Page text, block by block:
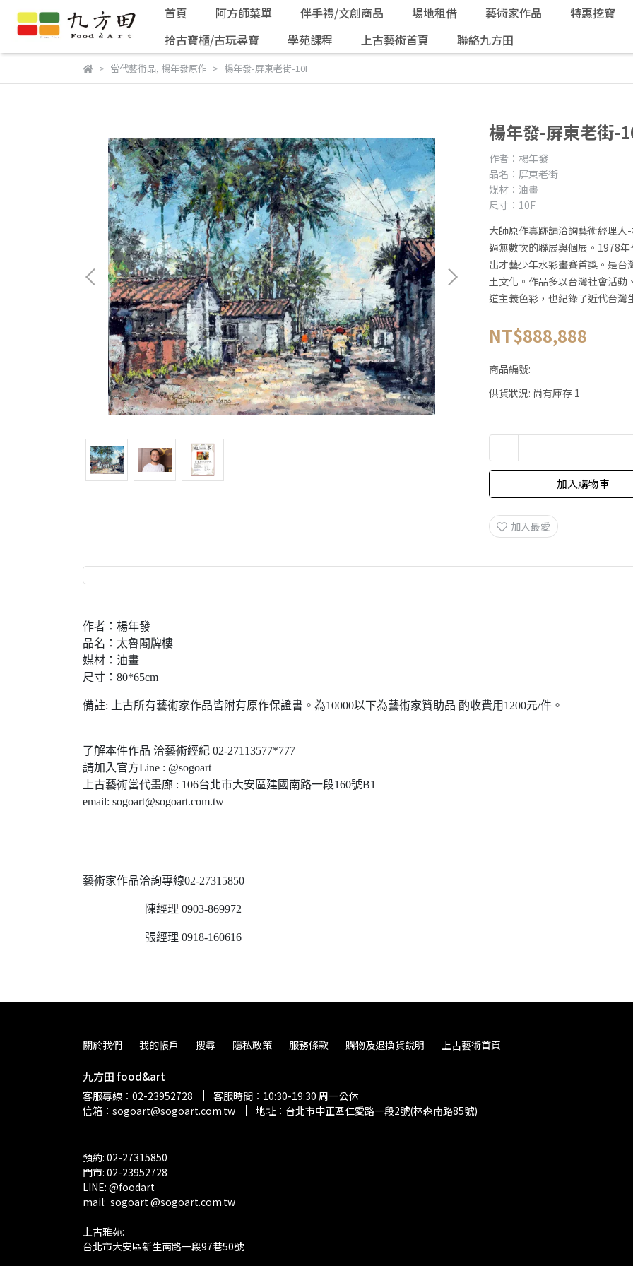
首頁 阿方師菜單 伴手禮/文創商品 場地租借 藝術家作品
特惠挖寶
拾古寶櫃/古玩尋寶
學苑課程 上古藝術首頁 聯絡九方田
當代藝術品, 楊年發原作 楊年發-屏東老街-10F
楊年發-屏東老街-
作者：楊年發
品名：屏東老街
媒材：油畫
尺寸：10F
大師原作真跡請洽詢藝術經理
過無數次的聯展與個展。1978
出才藝少年水彩畫賽首獎。是
土文化。作品多以台灣社會活動
道主義色彩，也紀錄了近代台灣
NT$888,888
商品編號:
供貨狀況: 尚有庫存 1
加入購物車
加入最愛
作者：楊年發
品名：太魯閣牌樓
媒材：油畫
尺寸：80*65cm
備註: 上古所有藝術家作品皆附有原作保證書。為10000以下為藝術家贊助品 酌收費用1200元/件。
了解本件作品 洽藝術經紀 02-27113577*777
請加入官方Line : @sogoart
上古藝術當代畫廊 : 106台北市大安區建國南路一段160號B1
email: sogoart@sogoart.com.tw
藝術家作品洽詢專線02-27315850
陳經理 0903-869972
張經理 0918-160616
關於我們 我的帳戶 搜尋 隱私政策 服務條款 購物及退換貨說明 上古藝術首頁
九方田 food&art
客服專線：02-23952728
客服時間：10:30-19:30 周一公休
信箱：sogoart@sogoart.com.tw
地址：台北市中正區仁愛路一段2號(林森南路85號)
預約: 02-27315850
門市: 02-23952728
LINE: @foodart
mail:  sogoart @sogoart.com.tw
上古雅苑:
台北市大安區新生南路一段97巷50號